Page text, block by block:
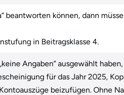
beantworten können, dann
in Beitragsklasse 4.
Angaben” ausgewählt
für das Jahr 2025,
beizufügen. Ohne